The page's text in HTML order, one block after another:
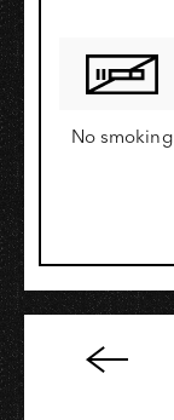
No smoking
草